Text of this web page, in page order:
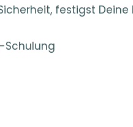
festigst
Schulung